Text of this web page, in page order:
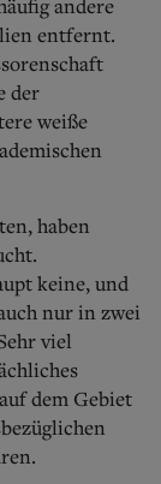
andere
entfernt.
der
weiße
haben
keine, und
nur in zwei
viel
dem Gebiet